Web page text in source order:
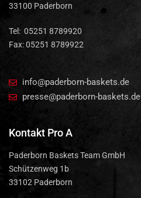
33100 Paderborn
Tel: 05251 8789920
Fax: 05251 8789922
info@paderborn-baskets.de
presse@paderborn-baskets.de
Kontakt Pro A
Paderborn Baskets Team GmbH
Schützenweg 1b
33102 Paderborn